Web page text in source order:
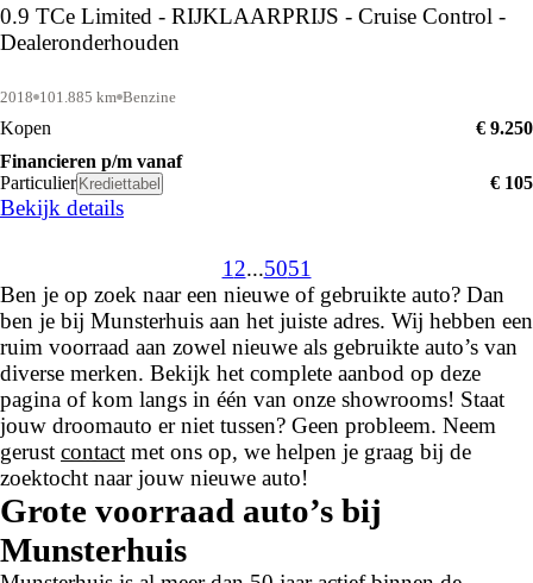
0.9 TCe Limited - RIJKLAARPRIJS - Cruise Control -
Dealeronderhouden
2018 101.885 km Benzine
Kopen
€ 9.250
Financieren p/m vanaf
Particulier Krediettabel € 105
Bekijk details
1 2...5051
Ben je op zoek naar een nieuwe of gebruikte auto? Dan
ben je bij Munsterhuis aan het juiste adres. Wij hebben een
ruim voorraad aan zowel nieuwe als gebruikte auto’s van
diverse merken. Bekijk het complete aanbod op deze
pagina of kom langs in één van onze showrooms! Staat
jouw droomauto er niet tussen? Geen probleem. Neem
gerust contact met ons op, we helpen je graag bij de
zoektocht naar jouw nieuwe auto!
Grote voorraad auto’s bij
Munsterhuis